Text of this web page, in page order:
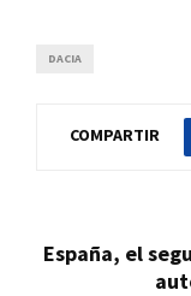
DACIA
COMPARTIR
España, el